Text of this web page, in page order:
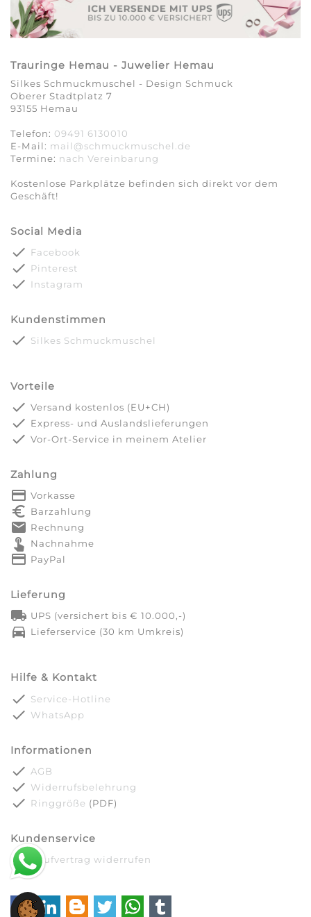
Trauringe Hemau - Juwelier Hemau
Silkes Schmuckmuschel - Design Schmuck
Oberer Stadtplatz 7
93155 Hemau
Telefon: 09491 6130010
E-Mail: mail@schmuckmuschel.de
Termine: nach Vereinbarung​​​​​​​
Kostenlose Parkplätze befinden sich direkt vor dem
Geschäft!
Social Media
done Facebook
done Pinterest
done Instagram
Kundenstimmen
done Silkes Schmuckmuschel
Vorteile
done Versand kostenlos (EU+CH)
done Express- und Auslandslieferungen
done Vor-Ort-Service in meinem Atelier
Zahlung
payment Vorkasse
euro_symbol Barzahlung
markunread Rechnung
touch_app Nachnahme
credit_card PayPal
Lieferung
local_shipping UPS (versichert bis € 10.000,-)
directions_car Lieferservice (30 km Umkreis)
Hilfe & Kontakt
done Service-Hotline
done WhatsApp
Informationen
done AGB
done Widerrufsbelehrung
done Ringgröße (PDF)
Kundenservice
done Kaufvertrag widerrufen